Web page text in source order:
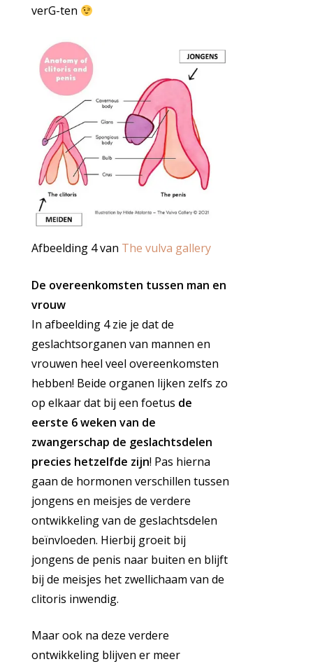
verG-ten
Afbeelding 4 van The vulva gallery
De overeenkomsten tussen man en
vrouw
In afbeelding 4 zie je dat de
geslachtsorganen van mannen en
vrouwen heel veel overeenkomsten
hebben! Beide organen lijken zelfs zo
op elkaar dat bij een foetus de
eerste 6 weken van de
zwangerschap de geslachtsdelen
precies hetzelfde zijn! Pas hierna
gaan de hormonen verschillen tussen
jongens en meisjes de verdere
ontwikkeling van de geslachtsdelen
beïnvloeden. Hierbij groeit bij
jongens de penis naar buiten en blijft
bij de meisjes het zwellichaam van de
clitoris inwendig.
Maar ook na deze verdere
ontwikkeling blijven er meer